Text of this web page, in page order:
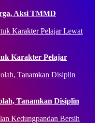
Aksi TMMD
Karakter Pelajar
Tanamkan Disiplin